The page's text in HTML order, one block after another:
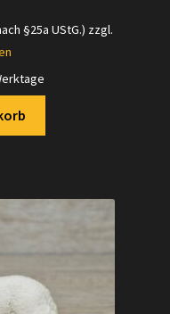
§25a UStG.) zzgl.